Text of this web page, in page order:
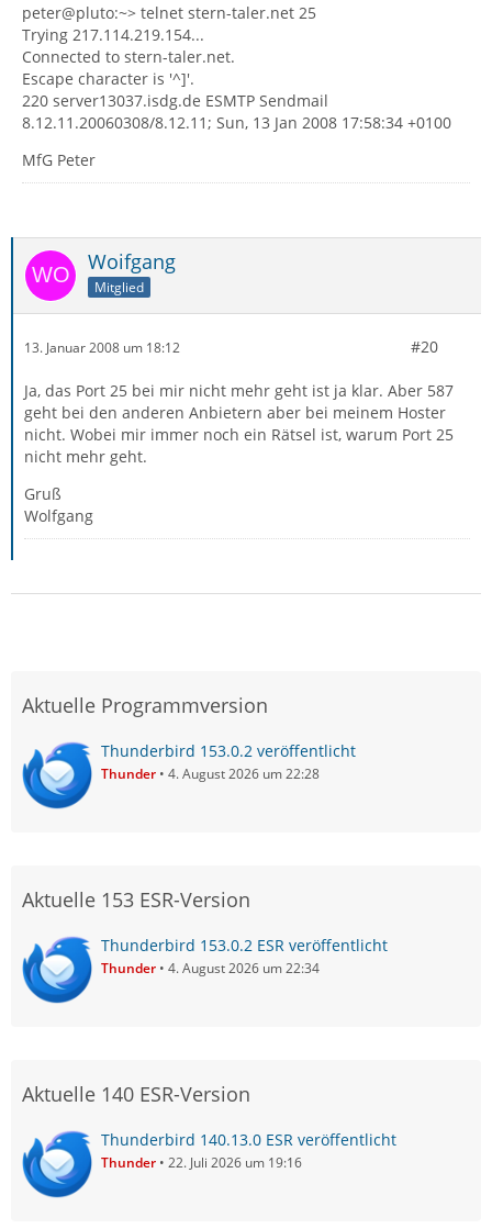
peter@pluto:~> telnet stern-taler.net 25
Trying 217.114.219.154...
Connected to stern-taler.net.
Escape character is '^]'.
220 server13037.isdg.de ESMTP Sendmail
8.12.11.20060308/8.12.11; Sun, 13 Jan 2008 17:58:34 +0100
MfG Peter
Woifgang
Mitglied
13. Januar 2008 um 18:12 #20
Ja, das Port 25 bei mir nicht mehr geht ist ja klar. Aber 587
geht bei den anderen Anbietern aber bei meinem Hoster
nicht. Wobei mir immer noch ein Rätsel ist, warum Port 25
nicht mehr geht.
Gruß
Wolfgang
Aktuelle Programmversion
Thunderbird 153.0.2 veröffentlicht
Thunder 4. August 2026 um 22:28
Aktuelle 153 ESR-Version
Thunderbird 153.0.2 ESR veröffentlicht
Thunder 4. August 2026 um 22:34
Aktuelle 140 ESR-Version
Thunderbird 140.13.0 ESR veröffentlicht
Thunder 22. Juli 2026 um 19:16